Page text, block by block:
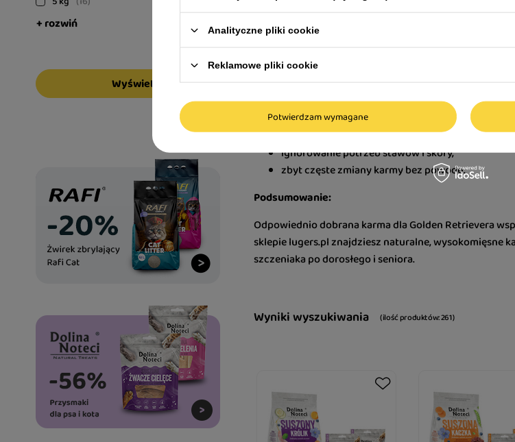
+ rozwiń
Wyświetl
Największy wpływ mają kwasy omega-3 i omega-6,
miękkość oraz połysk.
Jakie błędy popełniają właściciele przy wyborze
przekarmianie i brak kontroli porcji,
wybór karm niskiej jakości,
ignorowanie potrzeb stawów i skóry,
zbyt częste zmiany karmy bez powodu.
Podsumowanie:
Odpowiednio dobrana karma dla Golden Retrievera
sklepie lugers.pl znajdziesz naturalne, wysokomięsne
szczeniaka po dorosłego i seniora.
Wyniki wyszukiwania ( ilość produktów:261)
Analityczne pliki cookie
Reklamowe pliki cookie
Potwierdzam wymagane